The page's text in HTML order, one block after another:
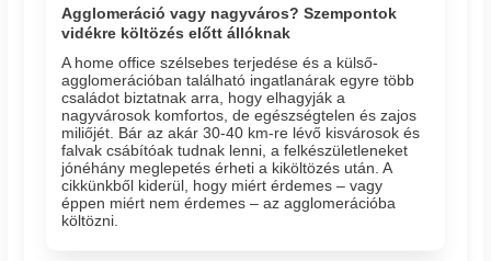
Agglomeráció vagy nagyváros? Szempontok
vidékre költözés előtt állóknak
A home office szélsebes terjedése és a külső-
agglomerációban található ingatlanárak egyre több
családot biztatnak arra, hogy elhagyják a
nagyvárosok komfortos, de egészségtelen és zajos
miliőjét. Bár az akár 30-40 km-re lévő kisvárosok és
falvak csábítóak tudnak lenni, a felkészületleneket
jónéhány meglepetés érheti a kiköltözés után. A
cikkünkből kiderül, hogy miért érdemes – vagy
éppen miért nem érdemes – az agglomerációba
költözni.